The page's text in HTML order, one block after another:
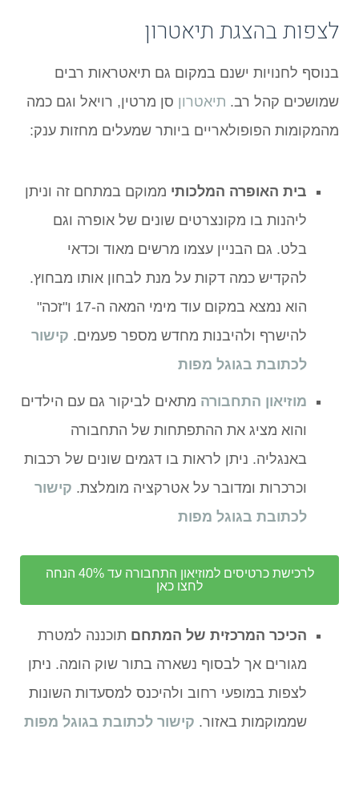
לצפות בהצגת תיאטרון
בנוסף לחנויות ישנם במקום גם תיאטראות רבים
שמושכים קהל רב. תיאטרון סן מרטין, רויאל וגם כמה
מהמקומות הפופולאריים ביותר שמעלים מחזות ענק:
בית האופרה המלכותי ממוקם במתחם זה וניתן
ליהנות בו מקונצרטים שונים של אופרה וגם
בלט. גם הבניין עצמו מרשים מאוד וכדאי
להקדיש כמה דקות על מנת לבחון אותו מבחוץ.
הוא נמצא במקום עוד מימי המאה ה-17 ו"זכה"
להישרף ולהיבנות מחדש מספר פעמים. קישור
לכתובת בגוגל מפות
מוזיאון התחבורה מתאים לביקור גם עם הילדים
והוא מציג את ההתפתחות של התחבורה
באנגליה. ניתן לראות בו דגמים שונים של רכבות
וכרכרות ומדובר על אטרקציה מומלצת. קישור
לכתובת בגוגל מפות
לרכישת כרטיסים למוזיאון התחבורה עד 40% הנחה
לחצו כאן
הכיכר המרכזית של המתחם תוכננה למטרת
מגורים אך לבסוף נשארה בתור שוק הומה. ניתן
לצפות במופעי רחוב ולהיכנס למסעדות השונות
שממוקמות באזור. קישור לכתובת בגוגל מפות